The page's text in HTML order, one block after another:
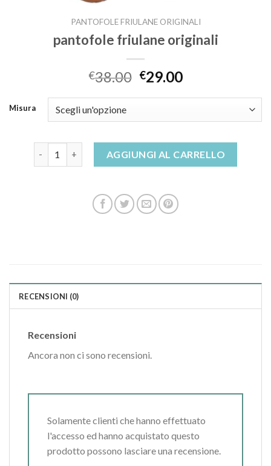
PANTOFOLE FRIULANE ORIGINALI
pantofole friulane originali
€38.00 €29.00
Misura
AGGIUNGI AL CARRELLO
RECENSIONI (0)
Recensioni
Ancora non ci sono recensioni.
Solamente clienti che hanno effettuato
l'accesso ed hanno acquistato questo
prodotto possono lasciare una recensione.